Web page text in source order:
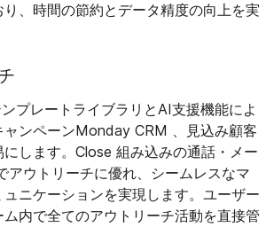
、時間の節約とデータ精度の向上を実
プレートライブラリとAI支援機能によ
ャンペーンMonday CRM 、見込み顧客
にします。Close 組み込みの通話・メー
アウトリーチに優れ、シームレスなマ
ュニケーションを実現します。ユーザー
内で全てのアウトリーチ活動を直接管